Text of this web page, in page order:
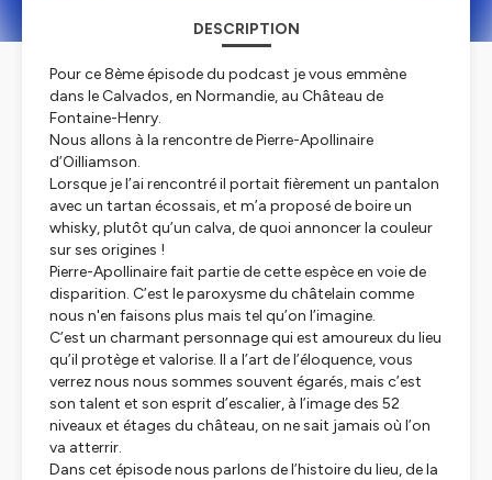
DESCRIPTION
Pour ce 8ème épisode du podcast je vous emmène
dans le Calvados, en Normandie, au Château de
Fontaine-Henry.
Nous allons à la rencontre de Pierre-Apollinaire
d’Oilliamson.
Lorsque je l’ai rencontré il portait fièrement un pantalon
avec un tartan écossais, et m’a proposé de boire un
whisky, plutôt qu’un calva, de quoi annoncer la couleur
sur ses origines !
Pierre-Apollinaire fait partie de cette espèce en voie de
disparition. C’est le paroxysme du châtelain comme
nous n'en faisons plus mais tel qu’on l’imagine.
C’est un charmant personnage qui est amoureux du lieu
qu’il protège et valorise. Il a l’art de l’éloquence, vous
verrez nous nous sommes souvent égarés, mais c’est
son talent et son esprit d’escalier, à l’image des 52
niveaux et étages du château, on ne sait jamais où l’on
va atterrir.
Dans cet épisode nous parlons de l’histoire du lieu, de la